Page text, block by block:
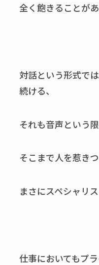
全く飽きることがあ
対話という形式で
続ける、
それも音声という
そこまで人を惹き
まさにスペシャリ
仕事においてもプ